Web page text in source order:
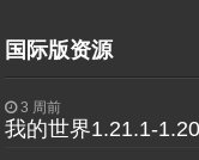
国际版资源
3 周前
我的世界1.21.1-